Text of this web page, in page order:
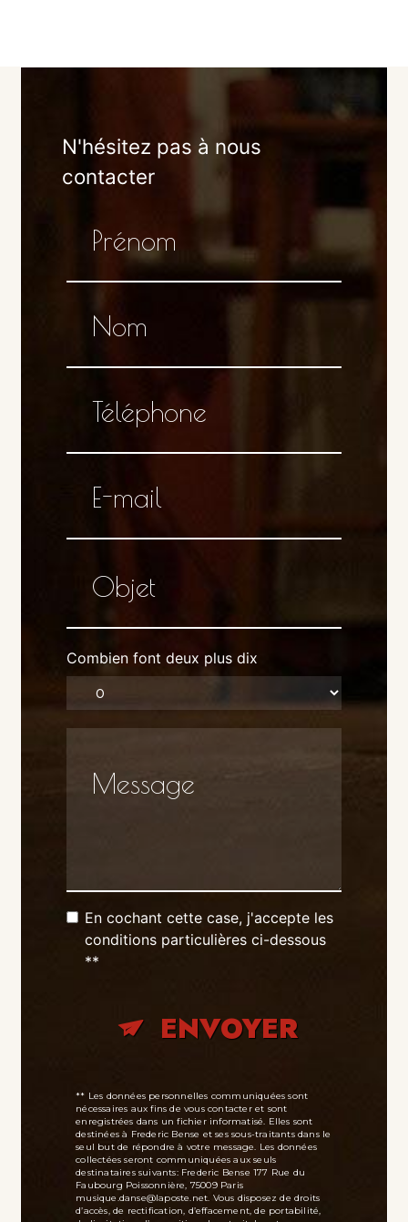
N'hésitez pas à nous
contacter
Combien font deux plus dix
En cochant cette case, j'accepte les
conditions particulières ci-dessous
**
ENVOYER
** Les données personnelles communiquées sont
nécessaires aux fins de vous contacter et sont
enregistrées dans un fichier informatisé. Elles sont
destinées à Frederic Bense et ses sous-traitants dans le
seul but de répondre à votre message. Les données
collectées seront communiquées aux seuls
destinataires suivants: Frederic Bense 177 Rue du
Faubourg Poissonnière, 75009 Paris
musique.danse@laposte.net. Vous disposez de droits
d’accès, de rectification, d’effacement, de portabilité,